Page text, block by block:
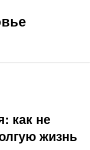
как не
жизнь